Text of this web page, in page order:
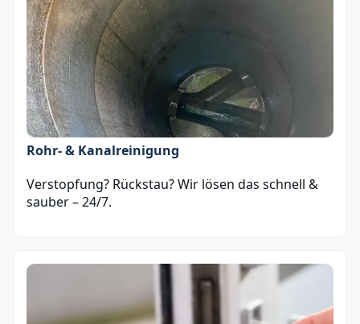
Rohr- & Kanalreinigung
Verstopfung? Rückstau? Wir lösen das schnell &
sauber – 24/7.